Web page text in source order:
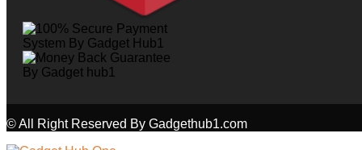
© All Right Reserved By Gadgethub1.com